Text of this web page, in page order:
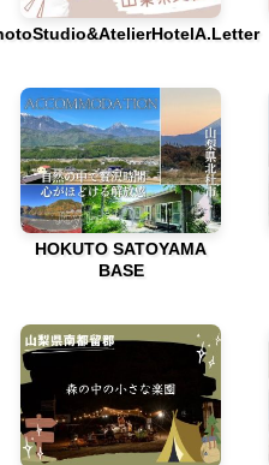
HOKUTO SATOYAMA
BASE